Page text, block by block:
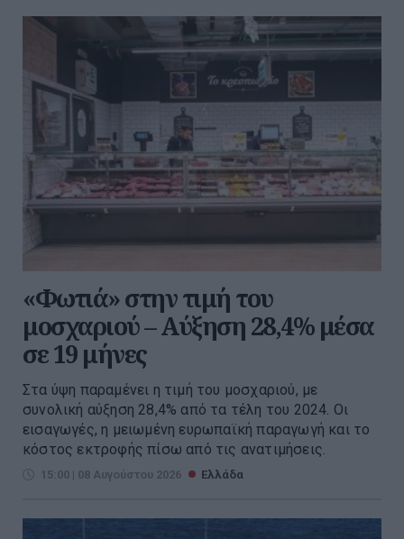
«Φωτιά» στην τιμή του
μοσχαριού – Αύξηση 28,4% μέσα
σε 19 μήνες
Στα ύψη παραμένει η τιμή του μοσχαριού, με
συνολική αύξηση 28,4% από τα τέλη του 2024. Οι
εισαγωγές, η μειωμένη ευρωπαϊκή παραγωγή και το
κόστος εκτροφής πίσω από τις ανατιμήσεις.
15:00 | 08 Αυγούστου 2026 Ελλάδα